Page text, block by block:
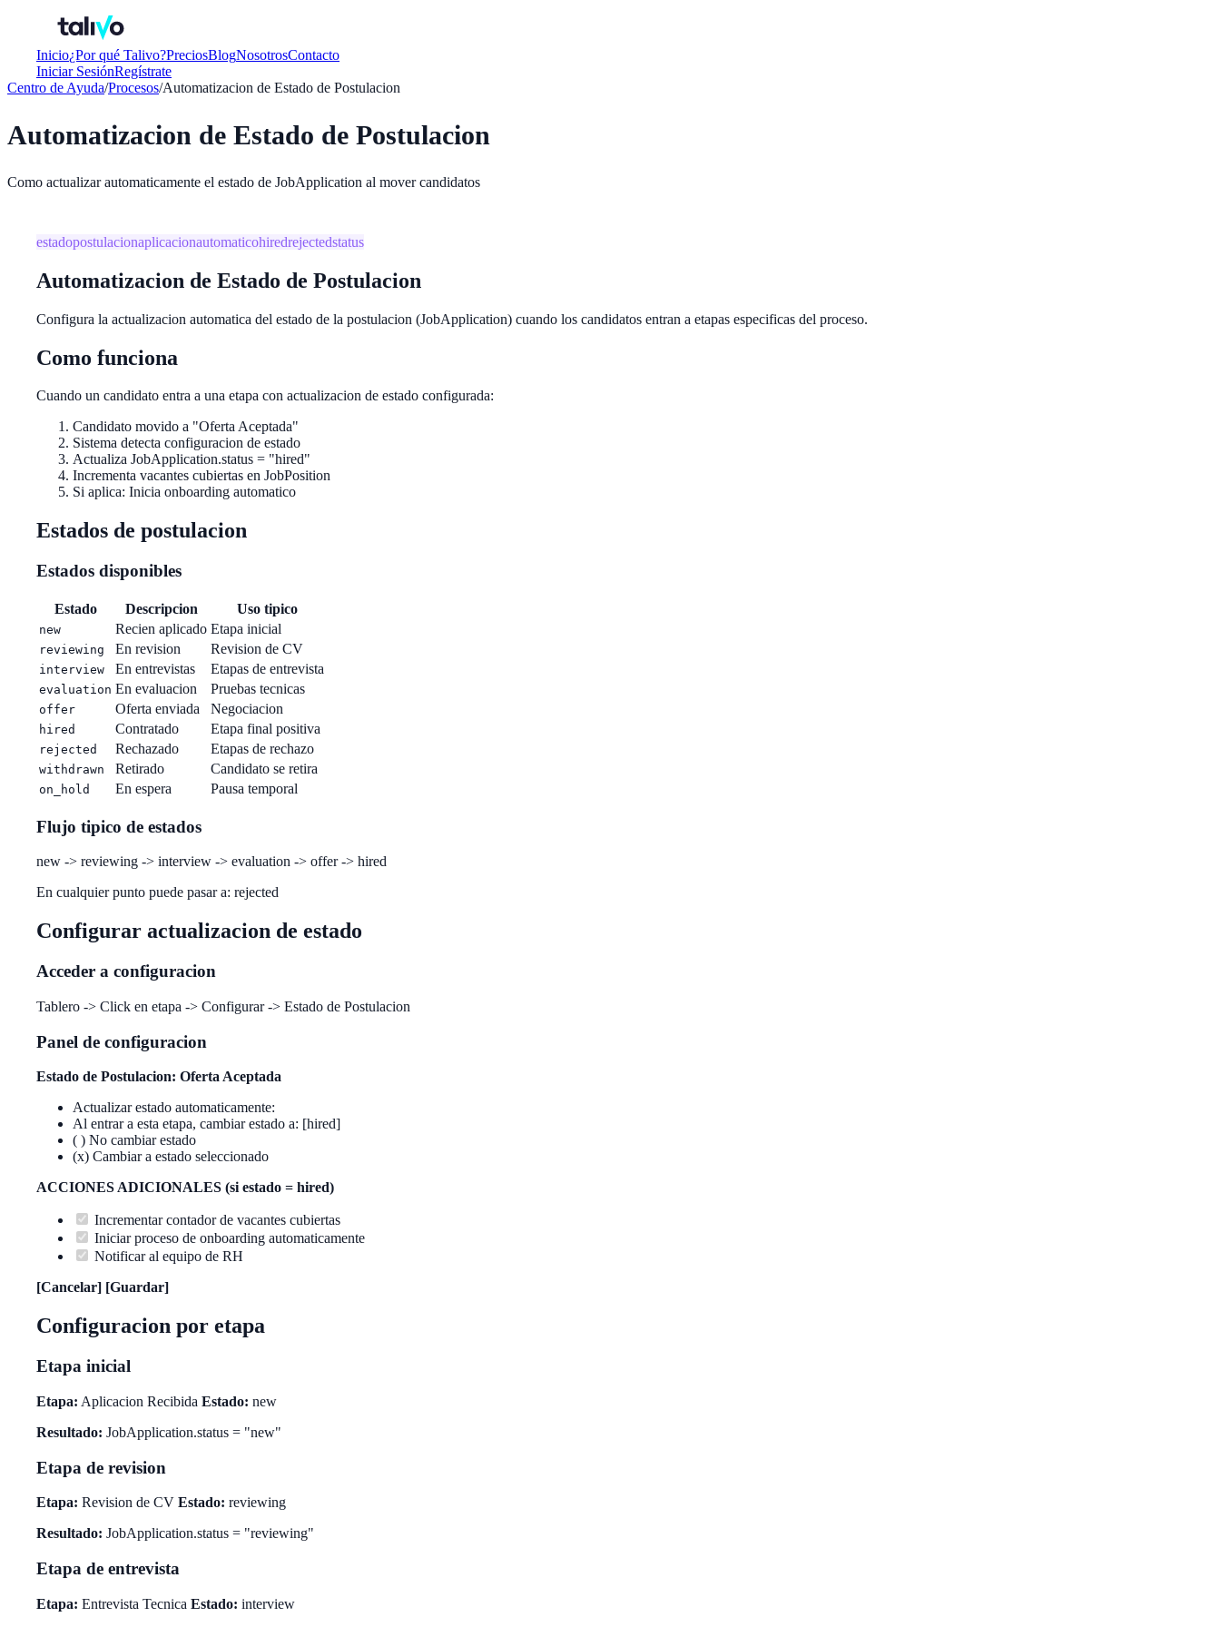
Inicio¿Por qué Talivo?PreciosBlogNosotrosContacto
Iniciar SesiónRegístrate
Centro de Ayuda/Procesos/Automatizacion de Estado de Postulacion
Automatizacion de Estado de Postulacion
Como actualizar automaticamente el estado de JobApplication al mover candidatos
estadopostulacionaplicacionautomaticohiredrejectedstatus
Automatizacion de Estado de Postulacion
Configura la actualizacion automatica del estado de la postulacion (JobApplication) cuando los candidatos entran a etapas especificas del proceso.
Como funciona
Cuando un candidato entra a una etapa con actualizacion de estado configurada:
Candidato movido a "Oferta Aceptada"
Sistema detecta configuracion de estado
Actualiza JobApplication.status = "hired"
Incrementa vacantes cubiertas en JobPosition
Si aplica: Inicia onboarding automatico
Estados de postulacion
Estados disponibles
Estado Descripcion Uso tipico
new Recien aplicado Etapa inicial
reviewing En revision Revision de CV
interview En entrevistas Etapas de entrevista
evaluation En evaluacion Pruebas tecnicas
offer Oferta enviada Negociacion
hired Contratado Etapa final positiva
rejected Rechazado Etapas de rechazo
withdrawn Retirado Candidato se retira
on_hold En espera Pausa temporal
Flujo tipico de estados
new -> reviewing -> interview -> evaluation -> offer -> hired
En cualquier punto puede pasar a: rejected
Configurar actualizacion de estado
Acceder a configuracion
Tablero -> Click en etapa -> Configurar -> Estado de Postulacion
Panel de configuracion
Estado de Postulacion: Oferta Aceptada
Actualizar estado automaticamente:
Al entrar a esta etapa, cambiar estado a: [hired]
( ) No cambiar estado
(x) Cambiar a estado seleccionado
ACCIONES ADICIONALES (si estado = hired)
Incrementar contador de vacantes cubiertas
Iniciar proceso de onboarding automaticamente
Notificar al equipo de RH
[Cancelar] [Guardar]
Configuracion por etapa
Etapa inicial
Etapa: Aplicacion Recibida Estado: new
Resultado: JobApplication.status = "new"
Etapa de revision
Etapa: Revision de CV Estado: reviewing
Resultado: JobApplication.status = "reviewing"
Etapa de entrevista
Etapa: Entrevista Tecnica Estado: interview